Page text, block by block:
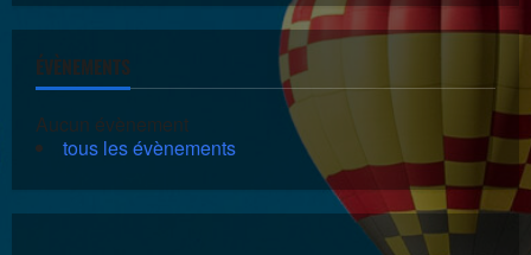
ÉVÈNEMENTS
Aucun évènement
tous les évènements